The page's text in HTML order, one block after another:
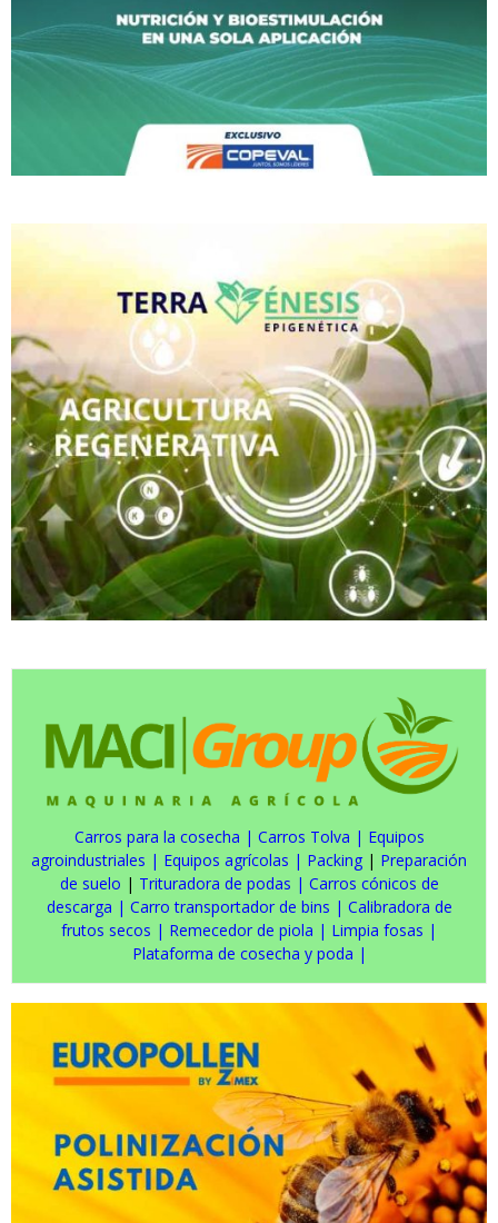
Carros para la cosecha | Carros Tolva | Equipos
agroindustriales | Equipos agrícolas | Packing | Preparación
de suelo | Trituradora de podas | Carros cónicos de
descarga | Carro transportador de bins | Calibradora de
frutos secos | Remecedor de piola | Limpia fosas |
Plataforma de cosecha y poda |